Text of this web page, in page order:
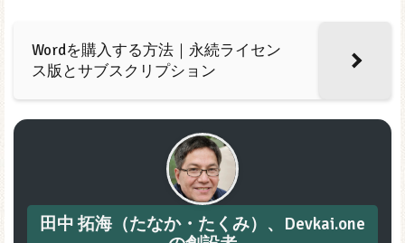
Wordを購入する方法｜永続ライセン
ス版とサブスクリプション
田中 拓海（たなか・たくみ）、Devkai.one